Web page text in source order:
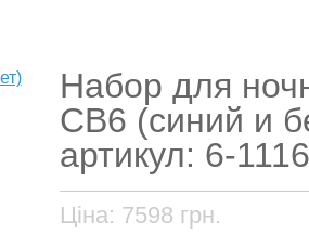
Набор для
CB6 (синий и
артикул: 6-
Ціна: 7598 грн.